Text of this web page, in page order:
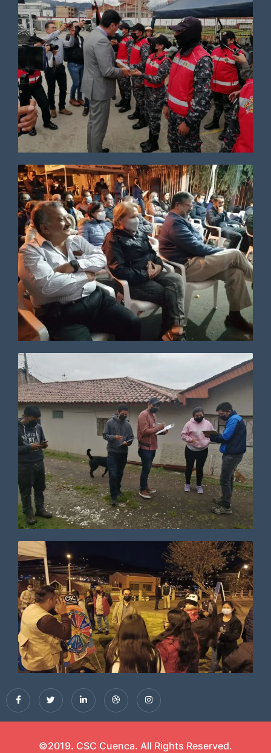
©2019. CSC Cuenca. All Rights Reserved.